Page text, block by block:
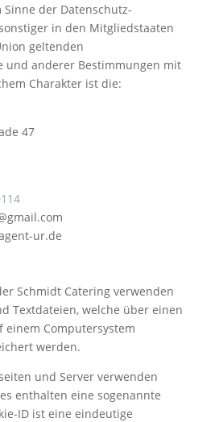
der Datenschutz-
in den Mitgliedstaaten
geltenden
und anderer Bestimmungen mit
Charakter ist die:
47
ur.de
Schmidt Catering verwenden
Textdateien, welche über einen
Computersystem
werden.
und Server verwenden
enthalten eine sogenannte
ID ist eine eindeutige